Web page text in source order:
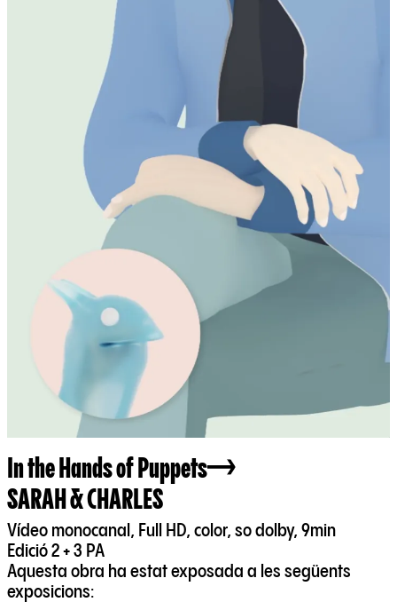
In the Hands of Puppets
SARAH & CHARLES
Vídeo monocanal, Full HD, color, so dolby, 9min
Edició 2 + 3 PA
Aquesta obra ha estat exposada a les següents
exposicions: